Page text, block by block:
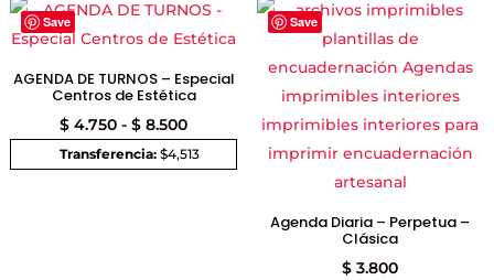
Save
AGENDA DE TURNOS – Especial
Centros de Estética
$ 4.750 - $ 8.500Rango
de
Transferencia: $4,513
Save
Agenda Diaria – Perpetua –
Clásica
$ 3.800